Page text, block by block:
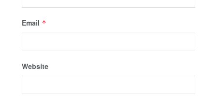
Email *
Website